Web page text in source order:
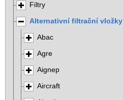
Filtry
Alternativní filtrační vložky
Abac
Agre
Aignep
Aircraft